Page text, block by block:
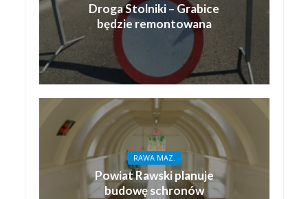
Droga Stolniki – Grabice
będzie remontowana
RAWA MAZ.
Powiat Rawski planuje
budowę schronów